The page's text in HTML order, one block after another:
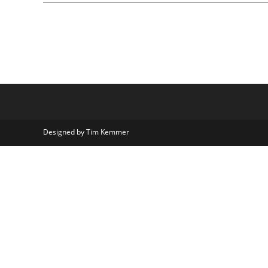
Designed by Tim Kemmer